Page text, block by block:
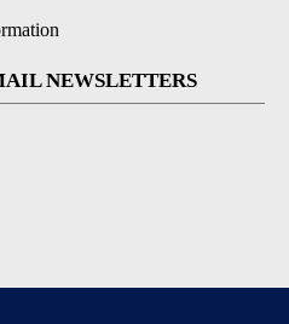
NEWSLETTERS